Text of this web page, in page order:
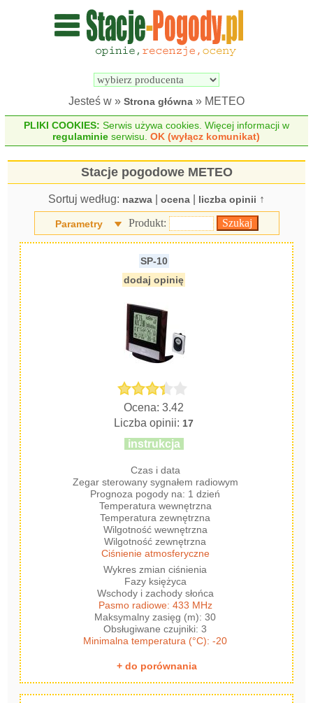
Wyszukiwarka
pogodowych
Jesteś w » Strona główna » METEO
PLIKI COOKIES: Serwis używa cookies. Więcej informacji w
regulaminie serwisu.OK (wyłącz komunikat)
Stacje pogodowe METEO
Sortuj według: nazwa ocena liczba opinii ↑
Parametry Produkt:
SP-10
dodaj opinię
Ocena: 3.42
Liczba opinii: 17
instrukcja
Czas i data
Zegar sterowany sygnałem radiowym
Prognoza pogody na: 1 dzień
Temperatura wewnętrzna
Temperatura zewnętrzna
Wilgotność wewnętrzna
Wilgotność zewnętrzna
Ciśnienie atmosferyczne
Wykres zmian ciśnienia
Fazy księżyca
Wschody i zachody słońca
Pasmo radiowe: 433 MHz
Maksymalny zasięg (m): 30
Obsługiwane czujniki: 3
Minimalna temperatura (°C): -20
+ do porównania